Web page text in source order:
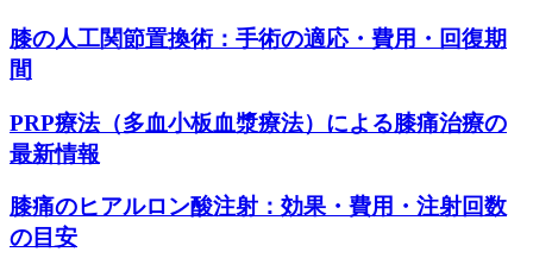
膝の人工関節置換術：手術の適応・費用・回復期
間
PRP療法（多血小板血漿療法）による膝痛治療の
最新情報
膝痛のヒアルロン酸注射：効果・費用・注射回数
の目安